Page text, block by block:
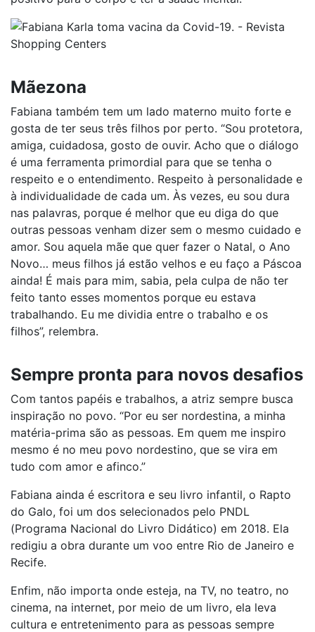
Mãezona
Fabiana também tem um lado materno muito forte e
gosta de ter seus três filhos por perto. “Sou protetora,
amiga, cuidadosa, gosto de ouvir. Acho que o diálogo
é uma ferramenta primordial para que se tenha o
respeito e o entendimento. Respeito à personalidade e
à individualidade de cada um. Às vezes, eu sou dura
nas palavras, porque é melhor que eu diga do que
outras pessoas venham dizer sem o mesmo cuidado e
amor. Sou aquela mãe que quer fazer o Natal, o Ano
Novo… meus filhos já estão velhos e eu faço a Páscoa
ainda! É mais para mim, sabia, pela culpa de não ter
feito tanto esses momentos porque eu estava
trabalhando. Eu me dividia entre o trabalho e os
filhos”, relembra.
Sempre pronta para novos desafios
Com tantos papéis e trabalhos, a atriz sempre busca
inspiração no povo. “Por eu ser nordestina, a minha
matéria-prima são as pessoas. Em quem me inspiro
mesmo é no meu povo nordestino, que se vira em
tudo com amor e afinco.”
Fabiana ainda é escritora e seu livro infantil, o Rapto
do Galo, foi um dos selecionados pelo PNDL
(Programa Nacional do Livro Didático) em 2018. Ela
redigiu a obra durante um voo entre Rio de Janeiro e
Recife.
Enfim, não importa onde esteja, na TV, no teatro, no
cinema, na internet, por meio de um livro, ela leva
cultura e entretenimento para as pessoas sempre